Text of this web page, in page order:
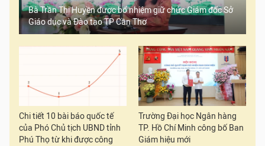
Bà Trần Thị Huyền được bổ nhiệm giữ chức Giám đốc Sở
Giáo dục và Đào tạo TP Cần Thơ
Chi tiết 10 bài báo quốc tế
của Phó Chủ tịch UBND tỉnh
Phú Thọ từ khi được công
Trường Đại học Ngân hàng
TP. Hồ Chí Minh công bố Ban
Giám hiệu mới